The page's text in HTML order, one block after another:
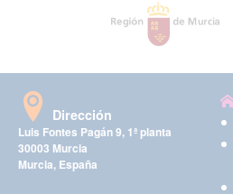
Dirección
Luis Fontes Pagán 9, 1ª planta
30003 Murcia
Murcia, España